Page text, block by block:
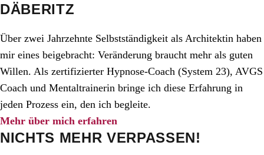
DÄBERITZ
Über zwei Jahrzehnte Selbstständigkeit als Architektin haben
mir eines beigebracht: Veränderung braucht mehr als guten
Willen. Als zertifizierter Hypnose-Coach (System 23), AVGS
Coach und Mentaltrainerin bringe ich diese Erfahrung in
jeden Prozess ein, den ich begleite.
Mehr über mich erfahren
NICHTS MEHR VERPASSEN!